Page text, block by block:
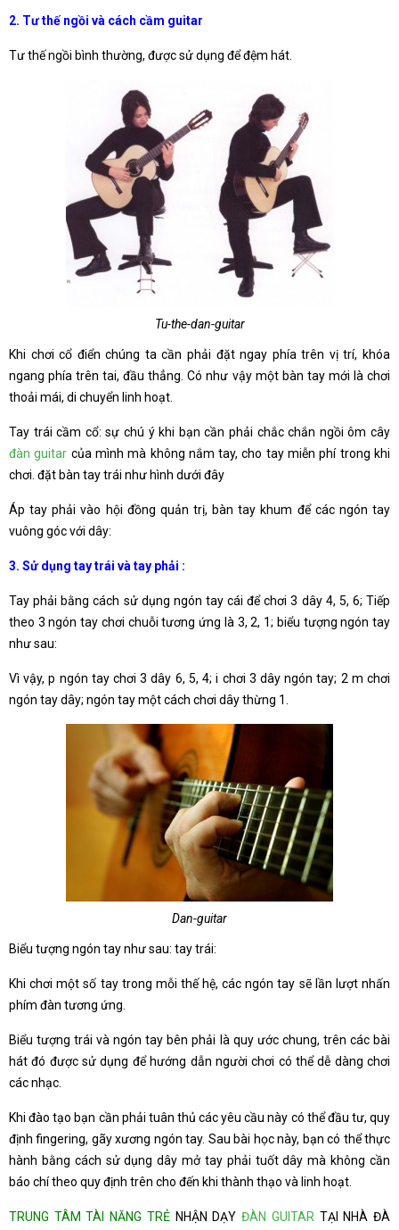
2. Tư thế ngồi và cách cầm guitar
Tư thế ngồi bình thường, được sử dụng để đệm hát.
Tu-the-dan-guitar
Khi chơi cổ điển chúng ta cần phải đặt ngay phía trên vị trí, khóa
ngang phía trên tai, đầu thẳng. Có như vậy một bàn tay mới là chơi
thoải mái, di chuyển linh hoạt.
Tay trái cầm cổ: sự chú ý khi bạn cần phải chắc chắn ngồi ôm cây
đàn guitar của mình mà không nắm tay, cho tay miễn phí trong khi
chơi. đặt bàn tay trái như hình dưới đây
Áp tay phải vào hội đồng quản trị, bàn tay khum để các ngón tay
vuông góc với dây:
3. Sử dụng tay trái và tay phải :
Tay phải bằng cách sử dụng ngón tay cái để chơi 3 dây 4, 5, 6; Tiếp
theo 3 ngón tay chơi chuỗi tương ứng là 3, 2, 1; biểu tượng ngón tay
như sau:
Vì vậy, p ngón tay chơi 3 dây 6, 5, 4; i chơi 3 dây ngón tay; 2 m chơi
ngón tay dây; ngón tay một cách chơi dây thừng 1.
Dan-guitar
Biểu tượng ngón tay như sau: tay trái:
Khi chơi một số tay trong mỗi thế hệ, các ngón tay sẽ lần lượt nhấn
phím đàn tương ứng.
Biểu tượng trái và ngón tay bên phải là quy ước chung, trên các bài
hát đó được sử dụng để hướng dẫn người chơi có thể dễ dàng chơi
các nhạc.
Khi đào tạo bạn cần phải tuân thủ các yêu cầu này có thể đầu tư, quy
định fingering, gãy xương ngón tay. Sau bài học này, bạn có thể thực
hành bằng cách sử dụng dây mở tay phải tuốt dây mà không cần
báo chí theo quy định trên cho đến khi thành thạo và linh hoạt.
TRUNG TÂM TÀI NĂNG TRẺ NHẬN DẠYĐÀN GUITARTẠI NHÀ ĐÀ